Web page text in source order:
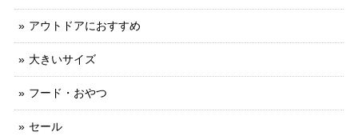
アウトドアにおすすめ
大きいサイズ
フード・おやつ
セール